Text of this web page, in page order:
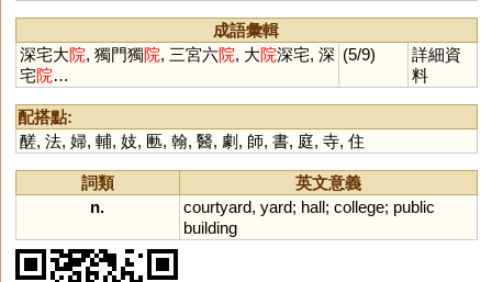
成語彙輯
深宅大院, 獨門獨院, 三宮六院, 大院深宅, 深
宅院…
(5/9)
詳細資
料
配搭點:
醝, 法, 婦, 輔, 妓, 匭, 翰, 醫, 劇 , 師, 書, 庭, 寺, 住
詞類
英文意義
n.
courtyard, yard; hall; college; public
building